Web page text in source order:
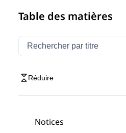
Table des matières
Filtrer la navigation par
Saisissez pour filtrer les
Réduire
Notices